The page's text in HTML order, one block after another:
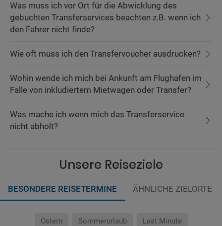
Was muss ich vor Ort für die Abwicklung des
gebuchten Transferservices beachten z.B. wenn ich
den Fahrer nicht finde?
Wie oft muss ich den Transfervoucher ausdrucken?
Wohin wende ich mich bei Ankunft am Flughafen im
Falle von inkludiertem Mietwagen oder Transfer?
Was mache ich wenn mich das Transferservice
nicht abholt?
Unsere Reiseziele
BESONDERE REISETERMINE ÄHNLICHE ZIELORTE
Ostern Sommerurlaub Last Minute